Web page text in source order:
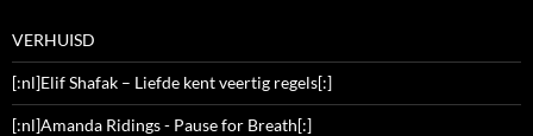
VERHUISD
[:nl]Elif Shafak – Liefde kent veertig regels[:]
[:nl]Amanda Ridings - Pause for Breath[:]